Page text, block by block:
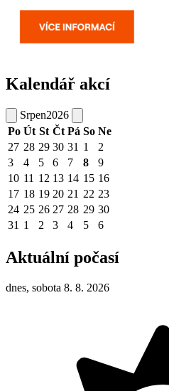
Kalendář akcí
Srpen2026
Po Út St Čt Pá So Ne
27 28 29 30 31 1
2
3
4 5 6 7 8
9
10 11 12 13 14 15 16
17 18 19 20 21 22 23
24 25 26 27 28 29 30
31 1 2 3 4 5 6
Aktuální počasí
dnes, sobota 8. 8. 2026